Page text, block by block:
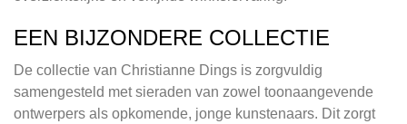
EEN BIJZONDERE COLLECTIE
De collectie van Christianne Dings is zorgvuldig
samengesteld met sieraden van zowel toonaangevende
ontwerpers als opkomende, jonge kunstenaars. Dit zorgt